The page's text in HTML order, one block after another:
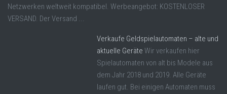
Netzwerken weltweit kompatibel. Werbeangebot: KOSTENLOSER
VERSAND. Der Versand ...
Verkaufe Geldspielautomaten – alte und
aktuelle Geräte Wir verkaufen hier
Spielautomaten von alt bis Modele aus
dem Jahr 2018 und 2019. Alle Geräte
laufen gut. Bei einigen Automaten muss